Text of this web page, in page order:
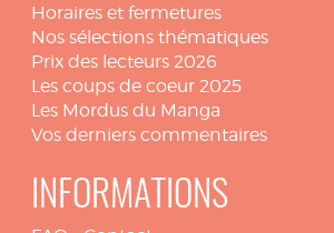
Horaires et fermetures
Nos sélections thématiques
Prix des lecteurs 2026
Les coups de coeur 2025
Les Mordus du Manga
Vos derniers commentaires
INFORMATIONS